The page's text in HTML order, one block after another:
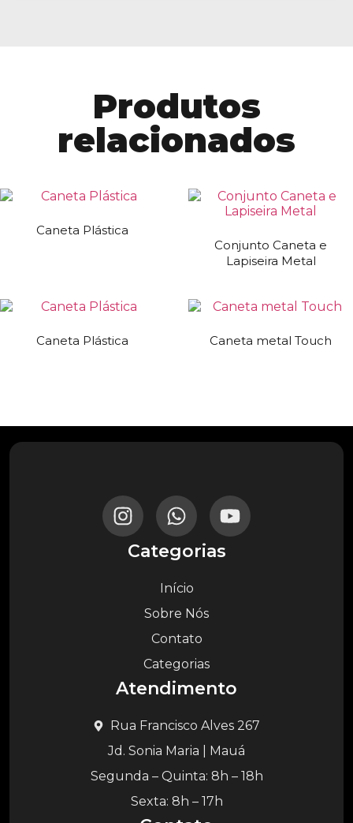
Produtos
relacionados
Caneta Plástica
Conjunto Caneta e
Lapiseira Metal
Caneta Plástica Caneta metal Touch
Categorias
Início
Sobre Nós
Contato
Categorias
Atendimento
Rua Francisco Alves 267
Jd. Sonia Maria | Mauá
Segunda – Quinta: 8h – 18h
Sexta: 8h – 17h